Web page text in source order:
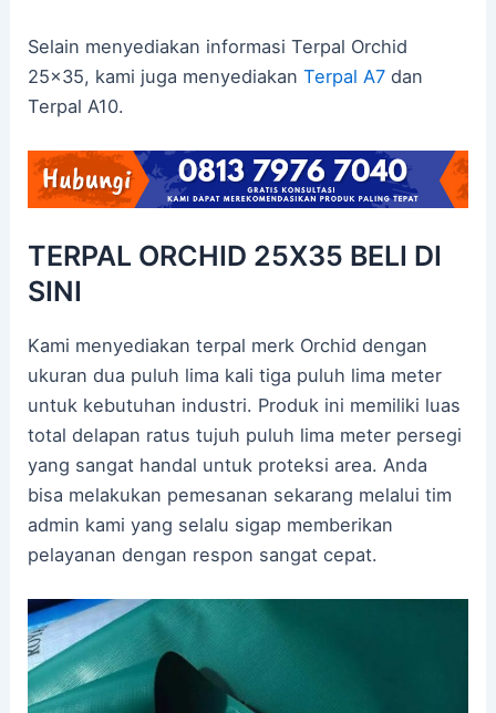
Selain menyediakan informasi Terpal Orchid
25×35, kami juga menyediakanTerpal A7 dan
Terpal A10.
TERPAL ORCHID 25X35 BELI DI
SINI
Kami menyediakan terpal merk Orchid dengan
ukuran dua puluh lima kali tiga puluh lima meter
untuk kebutuhan industri. Produk ini memiliki luas
total delapan ratus tujuh puluh lima meter persegi
yang sangat handal untuk proteksi area. Anda
bisa melakukan pemesanan sekarang melalui tim
admin kami yang selalu sigap memberikan
pelayanan dengan respon sangat cepat.